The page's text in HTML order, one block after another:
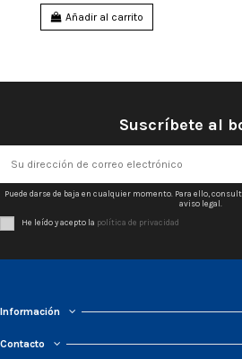
Añadir al carrito
Suscríbete al
Puede darse de baja en cualquier momento. Para ello,
aviso legal.
He leído y acepto la política de privacidad
Información
Contacto